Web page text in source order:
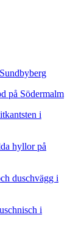
på Södermalm
i
hyllor på
duschvägg i
i